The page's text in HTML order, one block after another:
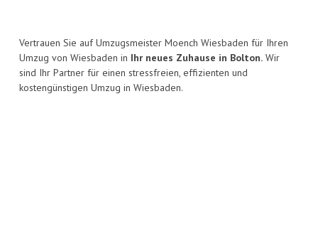
Vertrauen Sie auf Umzugsmeister Moench Wiesbaden für Ihren
Umzug von Wiesbaden in Ihr neues Zuhause in Bolton. Wir
sind Ihr Partner für einen stressfreien, effizienten und
kostengünstigen Umzug in Wiesbaden.